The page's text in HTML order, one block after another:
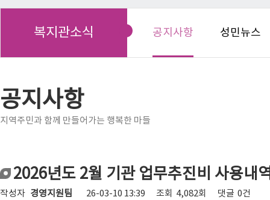
복지관소식 공지사항 성민뉴스
공지사항
지역주민과 함께 만들어가는 행복한 마들
2026년도 2월 기관 업무추진비 사용내
작성자 경영지원팀 26-03-10 13:39 조회 4,082회 댓글 0건